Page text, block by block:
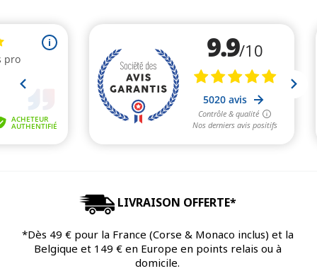
LIVRAISON OFFERTE*
*Dès 49 € pour la France (Corse & Monaco inclus) et la
Belgique et 149 € en Europe en points relais ou à
domicile.